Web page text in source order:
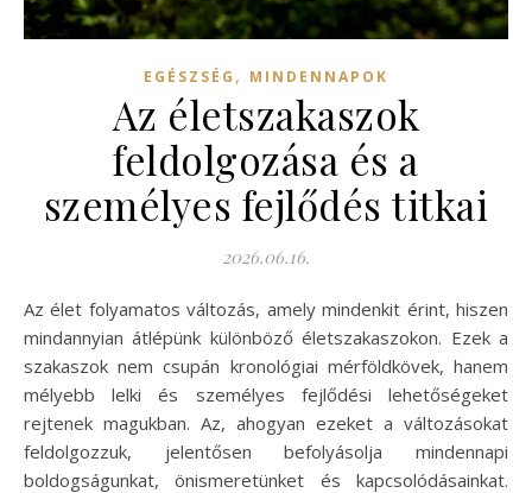
EGÉSZSÉG , MINDENNAPOK
Az életszakaszok
feldolgozása és a
személyes fejlődés titkai
2026.06.16.
Az élet folyamatos változás, amely mindenkit érint, hiszen
mindannyian átlépünk különböző életszakaszokon. Ezek a
szakaszok nem csupán kronológiai mérföldkövek, hanem
mélyebb lelki és személyes fejlődési lehetőségeket
rejtenek magukban. Az, ahogyan ezeket a változásokat
feldolgozzuk, jelentősen befolyásolja mindennapi
boldogságunkat, önismeretünket és kapcsolódásainkat.